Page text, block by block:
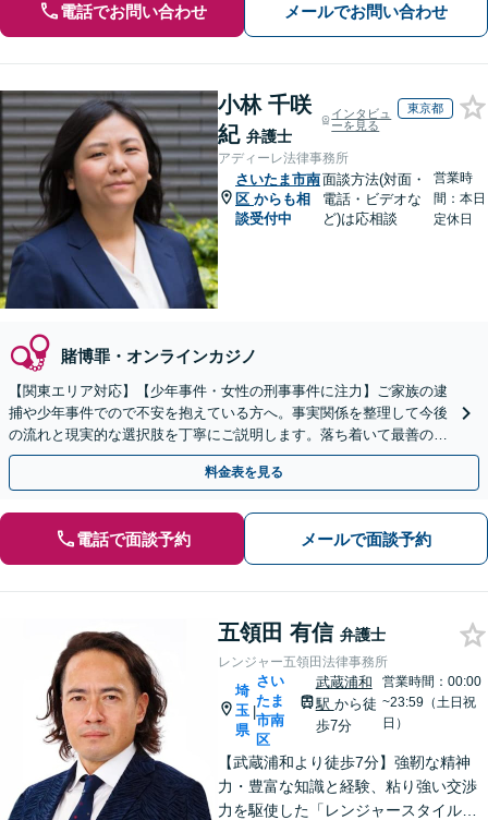
電話でお問い合わせ メールでお問い合わせ
小林 千咲
紀 弁護士
インタビュ
ーを見る
東京都
アディーレ法律事務所
さいたま市南
区 からも相
談受付中
面談方法(対面・
電話・ビデオな
ど)は応相談
営業時
間：本日
定休日
賭博罪・オンラインカジノ
【関東エリア対応】【少年事件・女性の刑事事件に注力】ご家族の逮
捕や少年事件でので不安を抱えている方へ。事実関係を整理して今後
の流れと現実的な選択肢を丁寧にご説明します。落ち着いて最善の対
応を検討したい方は、ご相談ください。
料金表を見る
電話で面談予約 メールで面談予約
五領田 有信 弁護士
レンジャー五領田法律事務所
埼
玉
県
|
さい
たま
市南
区
武蔵浦和
駅 から徒
歩7分
営業時間：00:00
~23:59（土日祝
日）
【武蔵浦和より徒歩7分】強靭な精神
力・豊富な知識と経験、粘り強い交渉
力を駆使した「レンジャースタイル」